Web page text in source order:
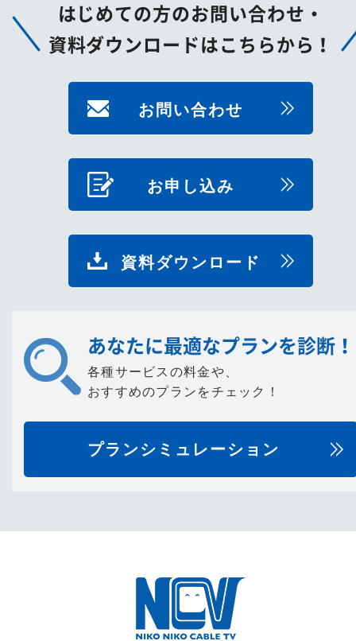
はじめての方のお問い合わせ・
資料ダウンロードはこちらから！
お問い合わせ
お申し込み
資料ダウンロード
あなたに最適なプランを診断！
各種サービスの料金や、
おすすめのプランをチェック！
プランシミュレーション